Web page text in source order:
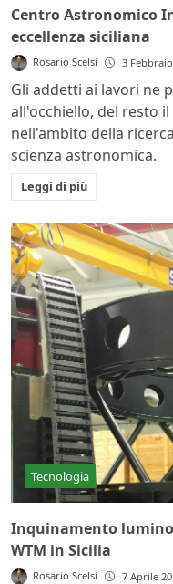
Centro Astronomico
eccellenza siciliana
Rosario Scelsi 3
Gli addetti ai lavori ne
all'occhiello, del resto
nell'ambito della
scienza astronomica.
Leggi di più
Tecnologia
Inquinamento
WTM in Sicilia
Rosario Scelsi 7 Aprile